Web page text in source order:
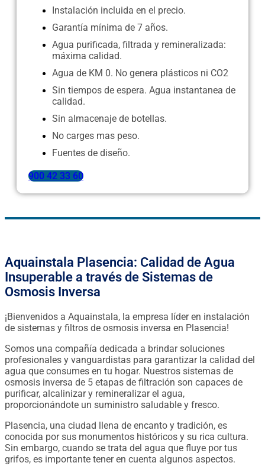
Instalación incluida en el precio.
Garantía mínima de 7 años.
Agua purificada, filtrada y remineralizada:
máxima calidad.
Agua de KM 0. No genera plásticos ni CO2
Sin tiempos de espera. Agua instantanea de
calidad.
Sin almacenaje de botellas.
No carges mas peso.
Fuentes de diseño.
900 42 33 60
Aquainstala Plasencia: Calidad de Agua
Insuperable a través de Sistemas de
Osmosis Inversa
¡Bienvenidos a Aquainstala, la empresa líder en instalación
de sistemas y filtros de osmosis inversa en Plasencia!
Somos una compañía dedicada a brindar soluciones
profesionales y vanguardistas para garantizar la calidad del
agua que consumes en tu hogar. Nuestros sistemas de
osmosis inversa de 5 etapas de filtración son capaces de
purificar, alcalinizar y remineralizar el agua,
proporcionándote un suministro saludable y fresco.
Plasencia, una ciudad llena de encanto y tradición, es
conocida por sus monumentos históricos y su rica cultura.
Sin embargo, cuando se trata del agua que fluye por tus
grifos, es importante tener en cuenta algunos aspectos.